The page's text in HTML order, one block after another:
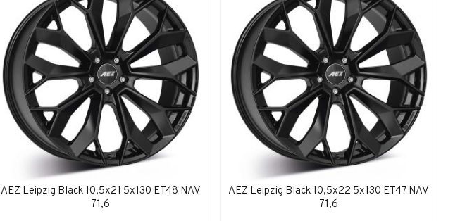
AEZ Leipzig Black 10,5x21 5x130 ET48 NAV
71,6
AEZ Leipzig Black 10,5x22 5x130 ET47 NAV
71,6